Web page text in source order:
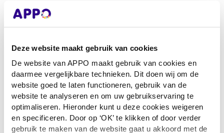
Deze website maakt gebruik van cookies
De website van APPO maakt gebruik van cookies en
daarmee vergelijkbare technieken. Dit doen wij om de
website goed te laten functioneren, gebruik van de
website te analyseren en om uw gebruikservaring te
optimaliseren. Hieronder kunt u deze cookies weigeren
en specificeren. Door op ‘OK’ te klikken of door verder
gebruik te maken van de website gaat u akkoord met de
Application error: a client-side exception has occurredwhile loading